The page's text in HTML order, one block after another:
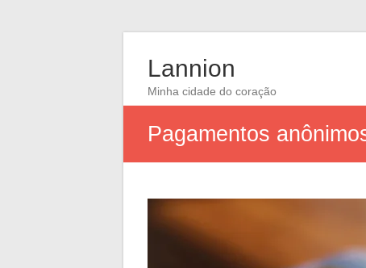
Lannion
Minha cidade do coração
Pagamentos